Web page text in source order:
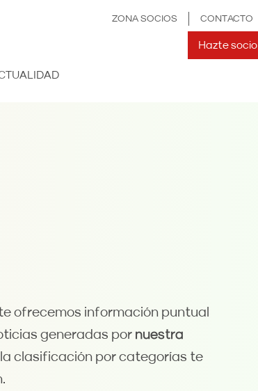
ZONA SOCIOS CONTACTO
Hazte socio
ofrecemos información puntual
generadas por nuestra
clasificación por categorías te